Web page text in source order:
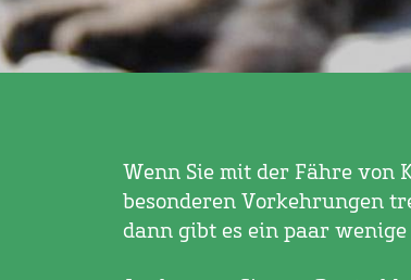
Wenn Sie mit der Fähre von
besonderen Vorkehrungen
dann gibt es ein paar